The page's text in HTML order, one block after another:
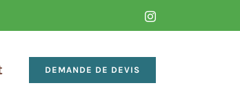
Instagram
DEMANDE DE DEVIS